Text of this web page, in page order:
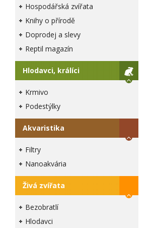
Hospodářská zvířata
Knihy o přírodě
Doprodej a slevy
Reptil magazín
Hlodavci, králíci
Krmivo
Podestýlky
Akvaristika
Filtry
Nanoakvária
Živá zvířata
Bezobratlí
Hlodavci